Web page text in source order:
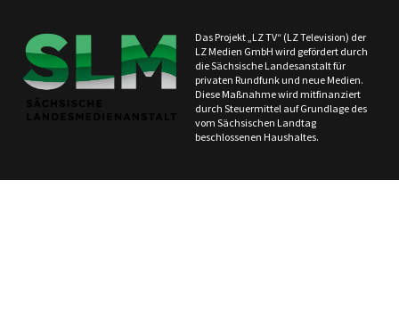
Das Projekt „LZ TV“ (LZ Television) der
LZ Medien GmbH wird gefördert durch
die Sächsische Landesanstalt für
privaten Rundfunk und neue Medien.
Diese Maßnahme wird mitfinanziert
durch Steuermittel auf Grundlage des
vom Sächsischen Landtag
beschlossenen Haushaltes.